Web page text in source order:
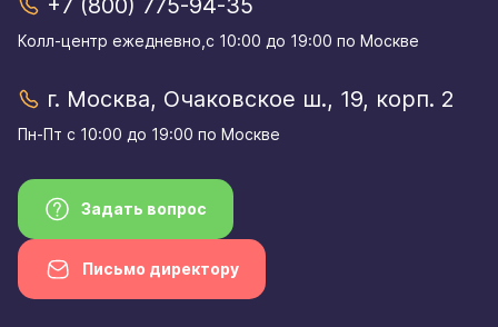
+7 (800) 775-94-35
Колл-центр eжедневно,с 10:00 до 19:00 по Москве
г. Москва, Очаковское ш., 19, корп. 2
Пн-Пт с 10:00 до 19:00 по Москве
Задать вопрос
Письмо директору